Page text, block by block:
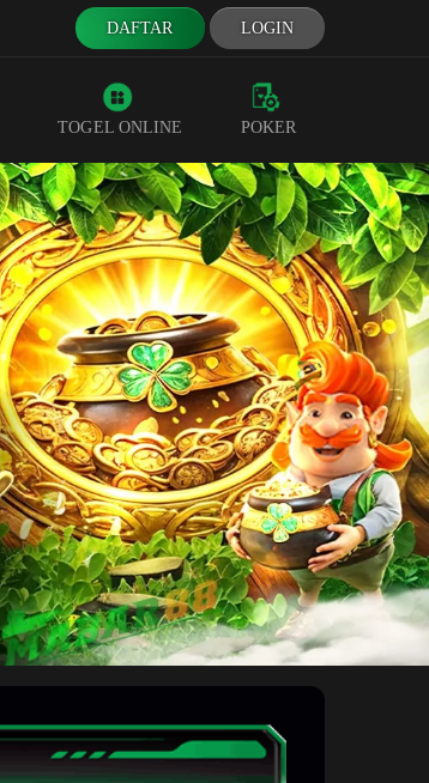
DAFTAR LOGIN
TOGEL ONLINE POKER